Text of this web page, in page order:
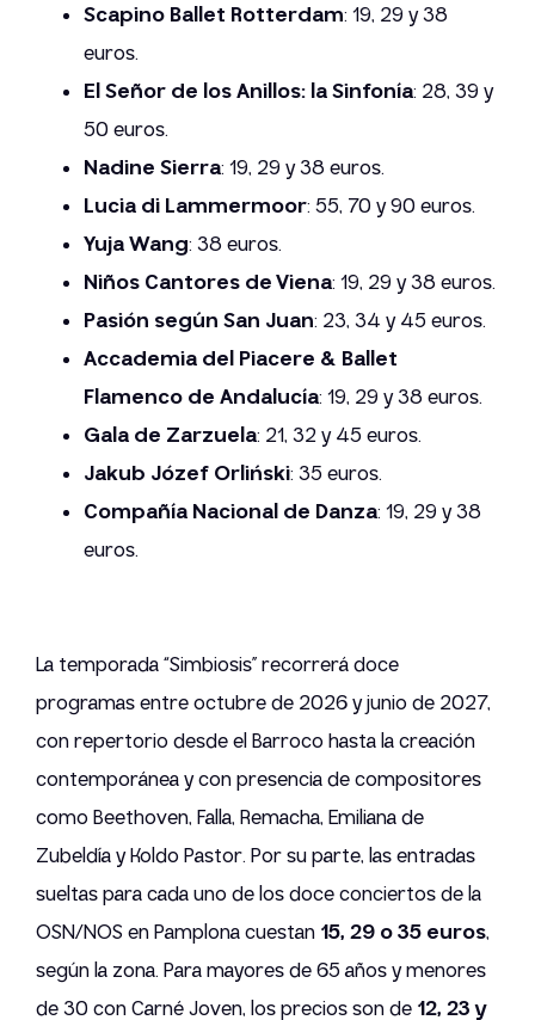
Scapino Ballet Rotterdam: 19, 29 y 38
euros.
El Señor de los Anillos: la Sinfonía: 28, 39 y
50 euros.
Nadine Sierra: 19, 29 y 38 euros.
Lucia di Lammermoor: 55, 70 y 90 euros.
Yuja Wang: 38 euros.
Niños Cantores de Viena: 19, 29 y 38 euros.
Pasión según San Juan: 23, 34 y 45 euros.
Accademia del Piacere & Ballet
Flamenco de Andalucía: 19, 29 y 38 euros.
Gala de Zarzuela: 21, 32 y 45 euros.
Jakub Józef Orliński: 35 euros.
Compañía Nacional de Danza: 19, 29 y 38
euros.
La temporada “Simbiosis” recorrerá doce
programas entre octubre de 2026 y junio de 2027,
con repertorio desde el Barroco hasta la creación
contemporánea y con presencia de compositores
como Beethoven, Falla, Remacha, Emiliana de
Zubeldía y Koldo Pastor. Por su parte, las entradas
sueltas para cada uno de los doce conciertos de la
OSN/NOS en Pamplona cuestan 15, 29 o 35 euros,
según la zona. Para mayores de 65 años y menores
de 30 con Carné Joven, los precios son de 12, 23 y